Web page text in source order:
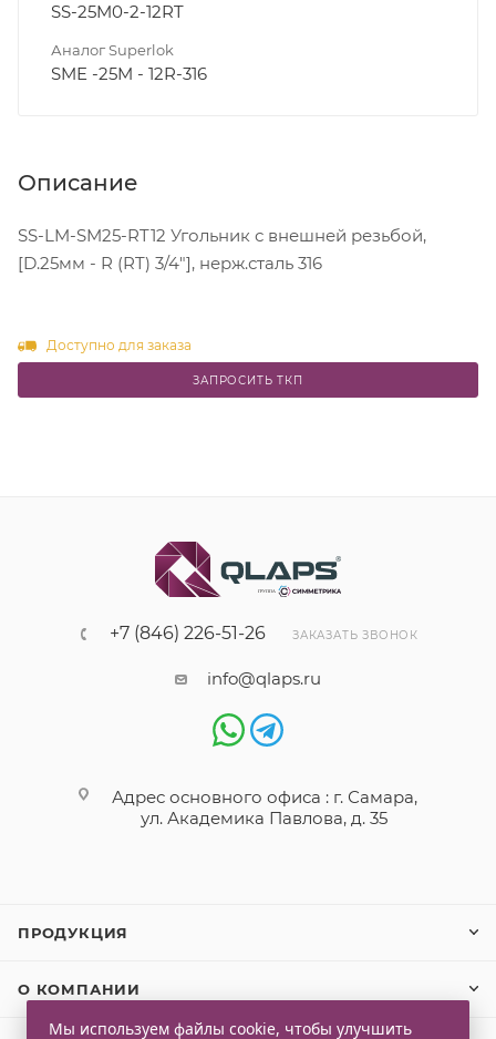
SS-25M0-2-12RT
Аналог Superlok
SME -25M - 12R-316
Описание
SS-LM-SM25-RT12 Угольник с внешней резьбой,
[D.25мм - R (RT) 3/4"], нерж.сталь 316
Доступно для заказа
ЗАПРОСИТЬ ТКП
+7 (846) 226-51-26 ЗАКАЗАТЬ ЗВОНОК
info@qlaps.ru
Адрес основного офиса : г. Самара,
ул. Академика Павлова, д. 35
ПРОДУКЦИЯ
О КОМПАНИИ
Мы используем файлы cookie, чтобы улучшить